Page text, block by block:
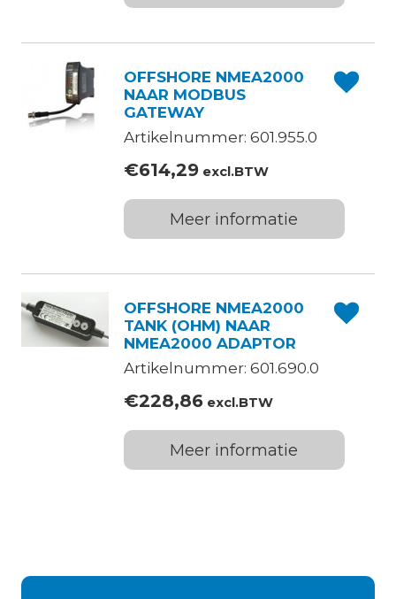
OFFSHORE NMEA2000
NAAR MODBUS
GATEWAY
Artikelnummer: 601.955.0
€614,29excl.BTW
Meer informatie
OFFSHORE NMEA2000
TANK (OHM) NAAR
NMEA2000 ADAPTOR
Artikelnummer: 601.690.0
€228,86excl.BTW
Meer informatie